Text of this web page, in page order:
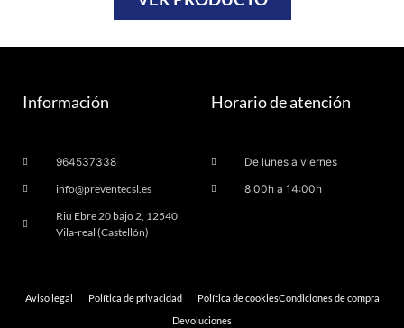
Información
964537338
info@preventecsl.es
Riu Ebre 20 bajo 2, 12540
Vila-real (Castellón)
Horario de atención
De lunes a viernes
8:00h a 14:00h
Aviso legal Política de privacidad Política de cookiesCondiciones de compra
Devoluciones